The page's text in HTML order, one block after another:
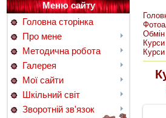
Меню сайту
Головна сторінка
Про мене
Методична робота
Галерея
Мої сайти
Шкільний світ
Зворотній зв'язок